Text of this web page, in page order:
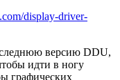
display-driver-
версию DDU,
идти в ногу
графических